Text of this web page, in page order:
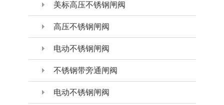
美标高压不锈钢闸阀
高压不锈钢闸阀
电动不锈钢闸阀
不锈钢带旁通闸阀
电动不锈钢闸阀